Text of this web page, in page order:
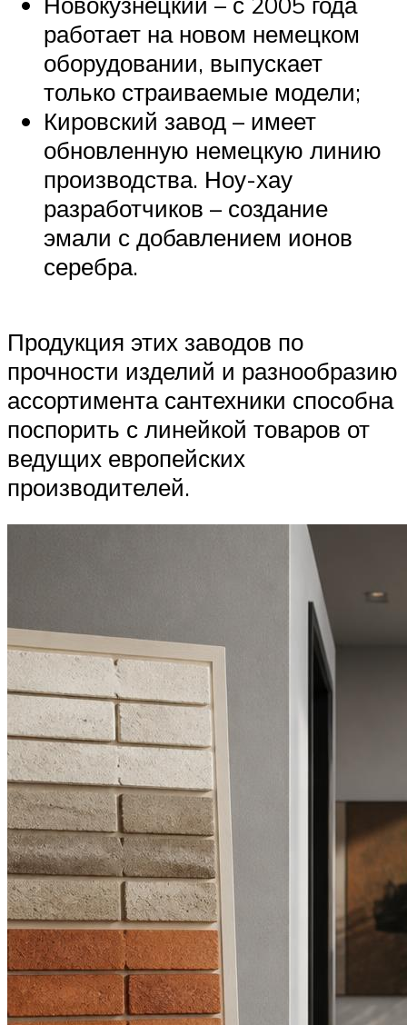
работает на новом немецком
оборудовании, выпускает
только страиваемые модели;
Кировский завод – имеет
обновленную немецкую линию
производства. Ноу-хау
разработчиков – создание
эмали с добавлением ионов
серебра.
Продукция этих заводов по
прочности изделий и разнообразию
ассортимента сантехники способна
поспорить с линейкой товаров от
ведущих европейских
производителей.